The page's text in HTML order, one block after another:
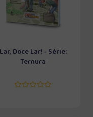
Lar, Doce Lar! - Série:
Ternura